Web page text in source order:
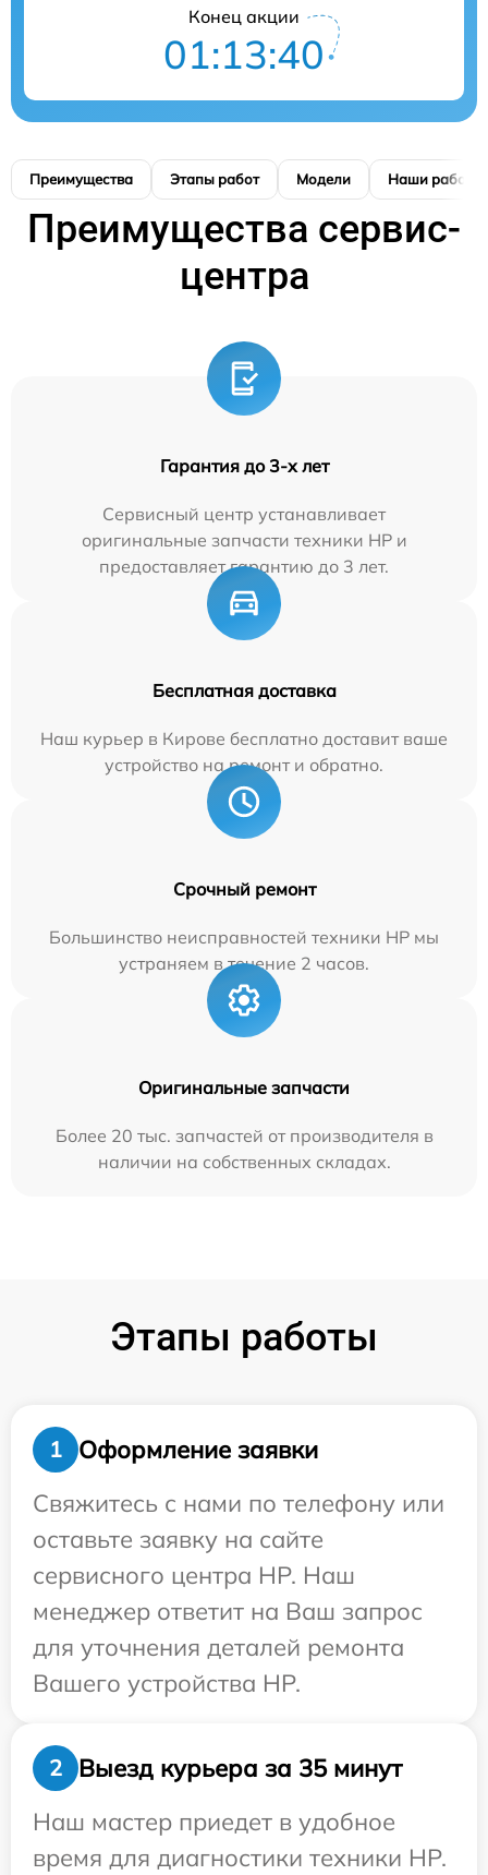
Конец акции
01:13:39
Преимущества Этапы работ Модели Наши работы
Преимущества сервис-
центра
Гарантия до 3-х лет
Сервисный центр устанавливает
оригинальные запчасти техники HP и
предоставляет гарантию до 3 лет.
Бесплатная доставка
Наш курьер в Кирове бесплатно доставит ваше
устройство на ремонт и обратно.
Срочный ремонт
Большинство неисправностей техники HP мы
устраняем в течение 2 часов.
Оригинальные запчасти
Более 20 тыс. запчастей от производителя в
наличии на собственных складах.
Этапы работы
1
Оформление заявки
Свяжитесь с нами по телефону или
оставьте заявку на сайте
сервисного центра HP. Наш
менеджер ответит на Ваш запрос
для уточнения деталей ремонта
Вашего устройства HP.
2
Выезд курьера за 35 минут
Наш мастер приедет в удобное
время для диагностики техники HP.